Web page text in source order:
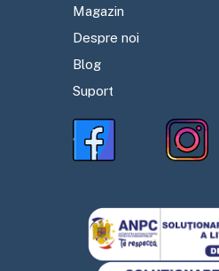
Magazin
Despre noi
Blog
Suport